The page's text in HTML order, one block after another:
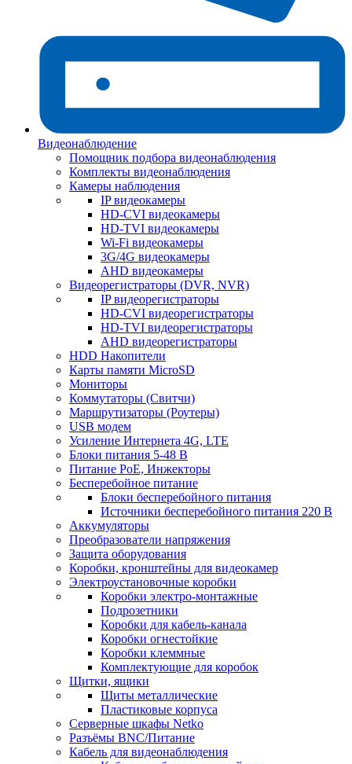
Видеонаблюдение
Помощник подбора видеонаблюдения
Комплекты видеонаблюдения
Камеры наблюдения
IP видеокамеры
HD-CVI видеокамеры
HD-TVI видеокамеры
Wi-Fi видеокамеры
3G/4G видеокамеры
AHD видеокамеры
Видеорегистраторы (DVR, NVR)
IP видеорегистраторы
HD-CVI видеорегистраторы
HD-TVI видеорегистраторы
AHD видеорегистраторы
HDD Накопители
Карты памяти MicroSD
Мониторы
Коммутаторы (Свитчи)
Маршрутизаторы (Роутеры)
USB модем
Усиление Интернета 4G, LTE
Блоки питания 5-48 В
Питание PoE, Инжекторы
Бесперебойное питание
Блоки бесперебойного питания
Источники бесперебойного питания 220 В
Аккумуляторы
Преобразователи напряжения
Защита оборудования
Коробки, кронштейны для видеокамер
Электроустановочные коробки
Коробки электро-монтажные
Подрозетники
Коробки для кабель-канала
Коробки огнестойкие
Коробки клеммные
Комплектующие для коробок
Щитки, ящики
Щиты металлические
Пластиковые корпуса
Серверные шкафы Netko
Разъёмы BNC/Питание
Кабель для видеонаблюдения